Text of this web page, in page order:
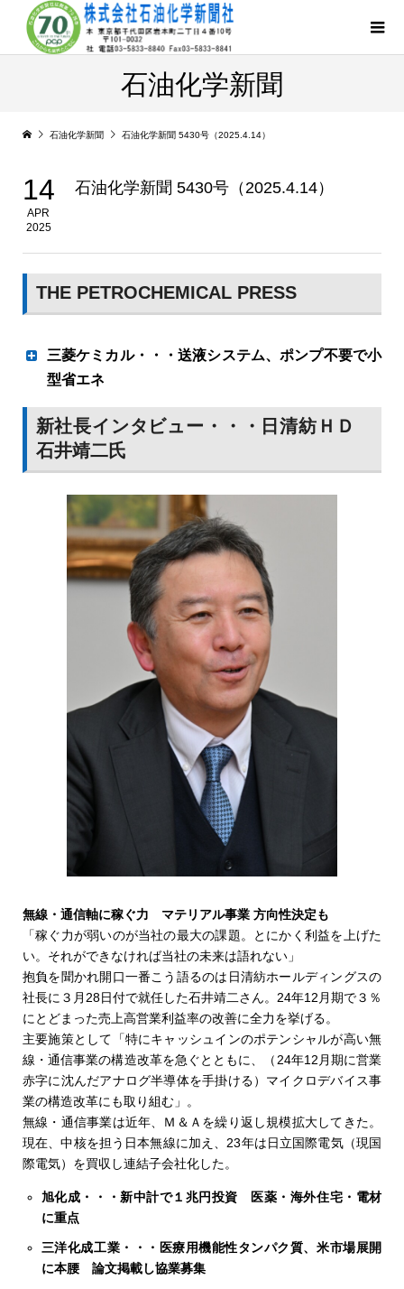
石油化学新聞
石油化学新聞 石油化学新聞 5430号（2025.4.14）
14
APR
2025
石油化学新聞 5430号（2025.4.14）
THE PETROCHEMICAL PRESS
三菱ケミカル・・・送液システム、ポンプ不要で小
型省エネ
サーバー冷却用に提案
た。従来の送液システムに比べ大幅な静音化、小型軽量
化、低消費電力化、高耐久化を実現するのが特徴だ。サー
バーなどの冷却用途を想定して提案を進め実用化を目指
新しい送液システムは、シリコーンオイルや機械油といっ
た電気絶縁性の液体に電圧を加えると電極間に液体の流れ
が発生するＥＨＤ（電気流体力学）現象を利用したもの。
ポンプのような機械的な駆動部が必要ないため、音がほと
んど発生せず、小型軽量化も実現する。
新社長インタビュー・・・日清紡ＨＤ
石井靖二氏
無線・通信軸に稼ぐ力 マテリアル事業 方向性決定も
「稼ぐ力が弱いのが当社の最大の課題。とにかく利益を上げた
い。それができなければ当社の未来は語れない」
抱負を聞かれ開口一番こう語るのは日清紡ホールディングスの
社長に３月28日付で就任した石井靖二さん。24年12月期で３％
にとどまった売上高営業利益率の改善に全力を挙げる。
主要施策として「特にキャッシュインのポテンシャルが高い無
線・通信事業の構造改革を急ぐとともに、（24年12月期に営業
赤字に沈んだアナログ半導体を手掛ける）マイクロデバイス事
業の構造改革にも取り組む」。
無線・通信事業は近年、Ｍ＆Ａを繰り返し規模拡大してきた。
現在、中核を担う日本無線に加え、23年は日立国際電気（現国
際電気）を買収し連結子会社化した。
旭化成・・・新中計で１兆円投資 医薬・海外住宅・電材
に重点
三洋化成工業・・・医療用機能性タンパク質、米市場展開
に本腰 論文掲載し協業募集